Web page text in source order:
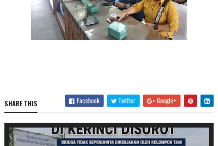
SHARE THIS Facebook Twitter Google+